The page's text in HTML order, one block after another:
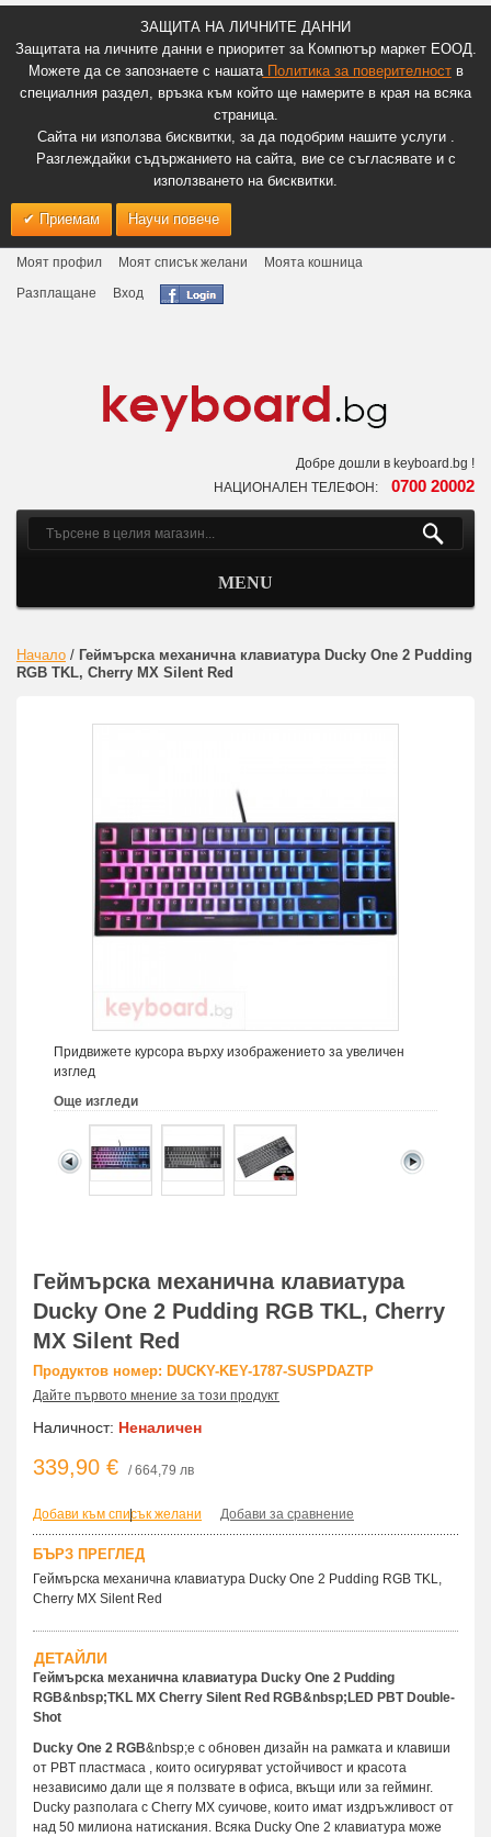
ЗАЩИТА НА ЛИЧНИТЕ ДАННИ
Защитата на личните данни е приоритет за Компютър маркет ЕООД.
Можете да се запознаете с нашатаПолитика за поверителноств
специалния раздел, връзка към който ще намерите в края на всяка
страница.
Сайта ни използва бисквитки, за да подобрим нашите услуги .
Разглеждайки съдържанието на сайта, вие се съгласявате и с
използването на бисквитки.
Приемам Научи повече
Моят профил Моят списък желани
Моята кошница
Разплащане
Вход
Добре дошли в keyboard.bg !
НАЦИОНАЛЕН ТЕЛЕФОН: 0700 20002
MENU
Начало / Геймърскa механична клавиатура Ducky One 2 Pudding
RGB TKL, Cherry MX Silent Red
Придвижете курсора върху изображението за увеличен
изглед
Още изгледи
Геймърскa механична клавиатура
Ducky One 2 Pudding RGB TKL, Cherry
MX Silent Red
Продуктов номер: DUCKY-KEY-1787-SUSPDAZTP
Дайте първото мнение за този продукт
Наличност: Неналичен
339,90 € / 664,79 лв
Добави към списък желани
| Добави за сравнение
БЪРЗ ПРЕГЛЕД
Геймърскa механична клавиатура Ducky One 2 Pudding RGB TKL,
Cherry MX Silent Red
ДЕТАЙЛИ
Геймърска механична клавиатура Ducky One 2 Pudding
RGB&nbsp;TKL MX Cherry Silent Red RGB&nbsp;LED PBT Double-
Shot
Ducky One 2 RGB&nbsp;е с обновен дизайн на рамката и клавиши
от PBT пластмаса , които осигуряват устойчивост и красота
независимо дали ще я ползвате в офиса, вкъщи или за гейминг.
Ducky разполага с Cherry MX суичове, които имат издръжливост от
над 50 милиона натискания. Всяка Ducky One 2 клавиатура може